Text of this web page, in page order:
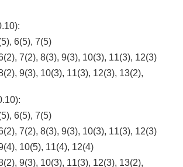
6(5), 7(5)
7(2), 8(3), 9(3), 10(3), 11(3), 12(3)
9(3), 10(3), 11(3), 12(3), 13(2),
6(5), 7(5)
7(2), 8(3), 9(3), 10(3), 11(3), 12(3)
10(5), 11(4), 12(4)
9(3), 10(3), 11(3), 12(3), 13(2),